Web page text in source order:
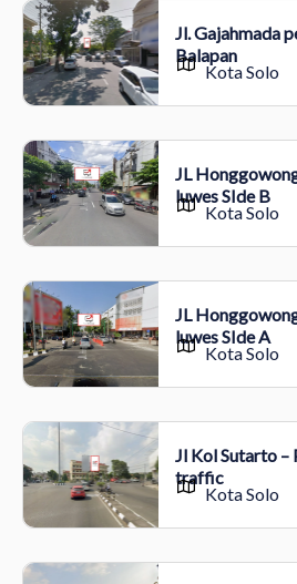
Jl. Gajahmada
Balapan
Kota Solo
JL
luwes SIde B
Kota Solo
JL
luwes SIde A
Kota Solo
Jl Kol Sutarto –
traffic
Kota Solo